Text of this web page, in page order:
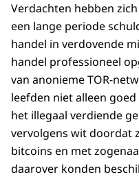
Verdachten hebben
een lange periode
handel in verdovende
handel professioneel
van anonieme TOR-
leefden niet alleen
het illegaal verdiende
vervolgens wit doordat
bitcoins en met
daarover konden